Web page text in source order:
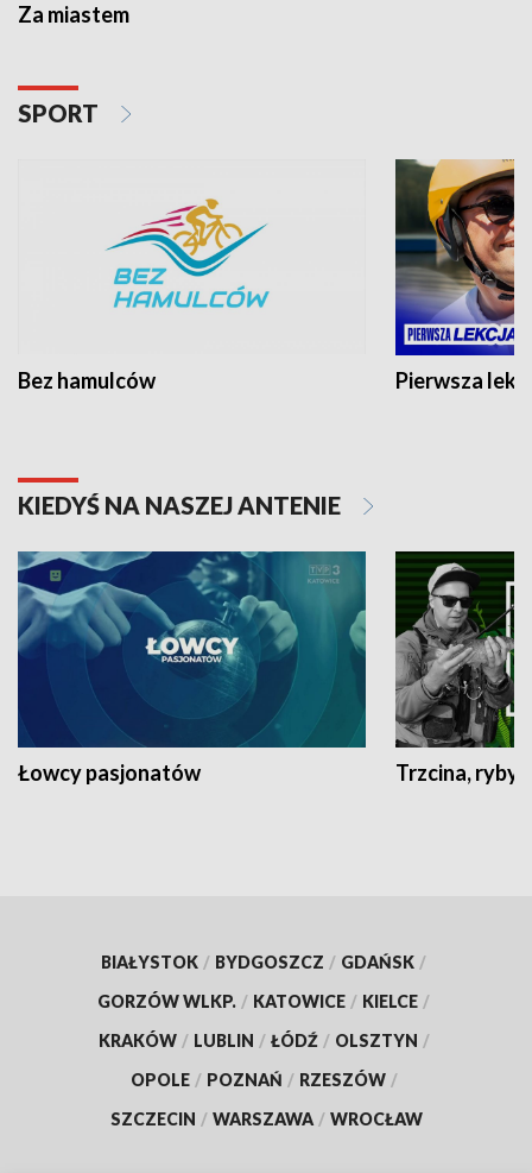
Za miastem
SPORT
Bez hamulców Pierwsza
KIEDYŚ NA NASZEJ ANTENIE
Łowcy pasjonatów Trzcina, ryby
BIAŁYSTOK / BYDGOSZCZ / GDAŃSK /
GORZÓW WLKP. / KATOWICE / KIELCE /
KRAKÓW / LUBLIN / ŁÓDŹ / OLSZTYN /
OPOLE / POZNAŃ / RZESZÓW /
SZCZECIN / WARSZAWA / WROCŁAW